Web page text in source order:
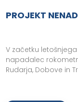
PROJEKT
V začetku
napadalec
Rudarja, Dobove in